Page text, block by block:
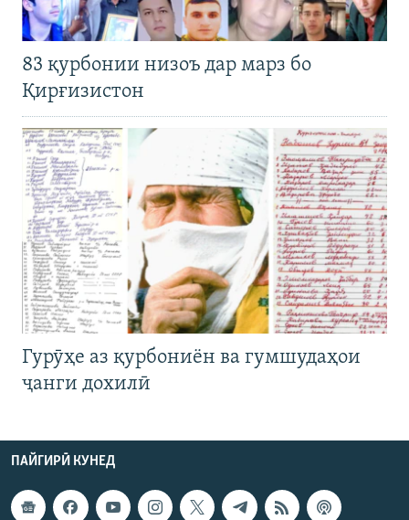
83 қурбонии низоъ дар марз бо
Қирғизистон
Гурӯҳе аз қурбониён ва гумшудаҳои
ҷанги дохилӣ
ПАЙГИРӢ КУНЕД